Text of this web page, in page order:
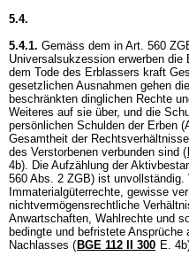
5.4.
5.4.1. Gemäss dem in Art. 560
Universalsukzession erwerben
dem Tode des Erblassers kraft
gesetzlichen Ausnahmen gehen
beschränkten dinglichen Rechte
Weiteres auf sie über, und die
persönlichen Schulden der Erben
Gesamtheit der
des Verstorbenen verbunden sind (
4b). Die Aufzählung der
560 Abs. 2 ZGB) ist unvollständig.
Immaterialgüterrechte, gewisse
nichtvermögensrechtliche
Anwartschaften, Wahlrechte und
bedingte und befristete
Nachlasses ( BGE 112 II 300 E.